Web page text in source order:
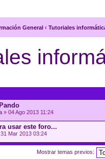
General ‹ Tutoriales
» 04 Ago 2013 11:24
usar este foro...
Mar 2013 03:24
Mostrar temas previos: